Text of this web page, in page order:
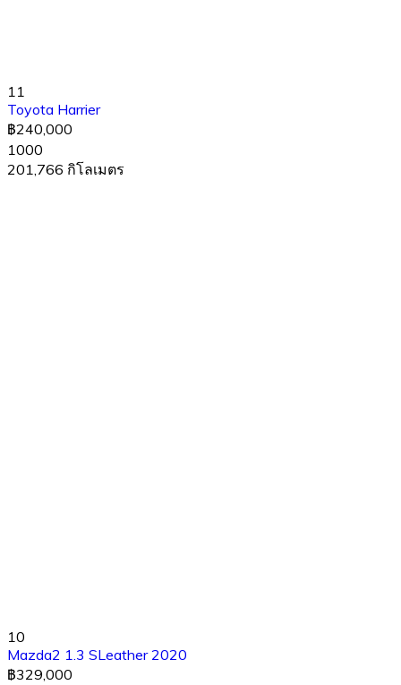
11
Toyota Harrier
฿240,000
1000
201,766 กิโลเมตร
10
Mazda2 1.3 SLeather 2020
฿329,000